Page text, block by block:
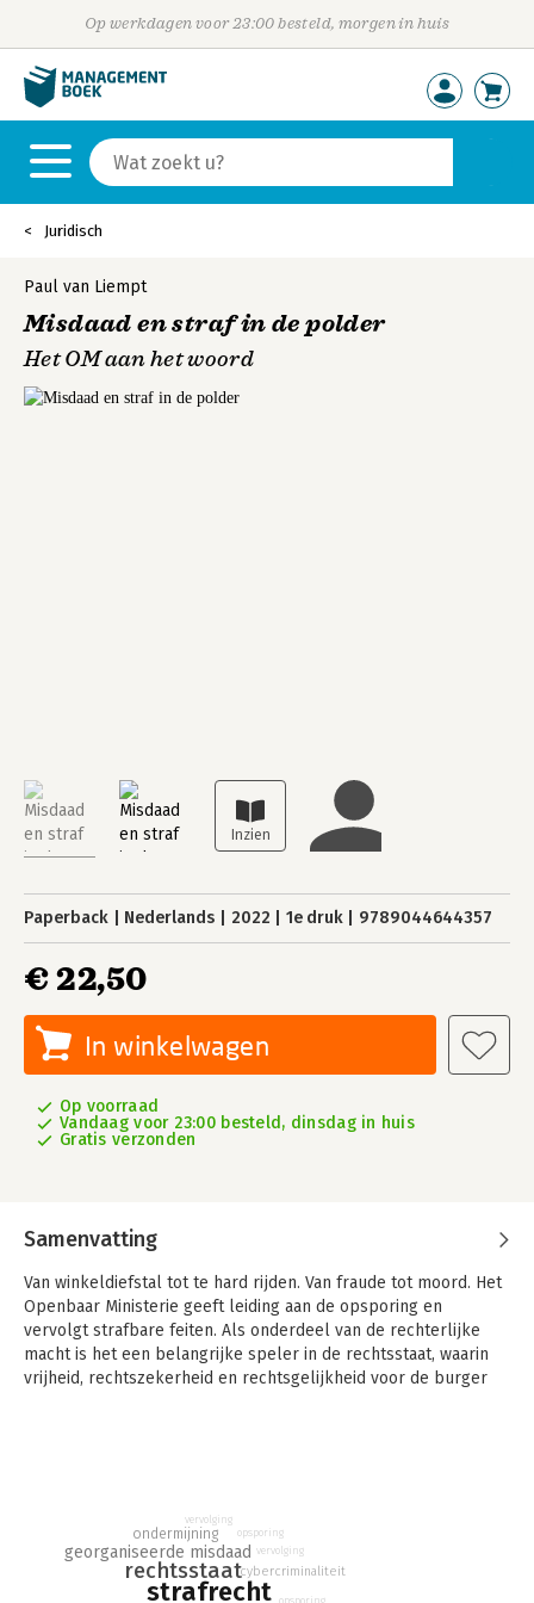
Op werkdagen voor 23:00 besteld, morgen in huis
Juridisch
Paul van Liempt
Misdaad en straf in de polder
Het OM aan het woord
Paperback Nederlands 2022 1e druk 9789044644357
€ 22,50
In winkelwagen
Op voorraad
Vandaag voor 23:00 besteld, dinsdag in huis
Gratis verzonden
Samenvatting
Van winkeldiefstal tot te hard rijden. Van fraude tot moord. Het
Openbaar Ministerie geeft leiding aan de opsporing en
vervolgt strafbare feiten. Als onderdeel van de rechterlijke
macht is het een belangrijke speler in de rechtsstaat, waarin
vrijheid, rechtszekerheid en rechtsgelijkheid voor de burger
generaal. Hij sprak ook uitvoerig met het College van
procureurs-generaal in Den Haag, de landelijke leiding van het
OM. Op die manier kreeg hij een unieke kijk achter de
schermen in een turbulente periode, waarin ook het proces
strafrecht
rechtsstaat
georganiseerde misdaad
ondermijning
cybercriminaliteit
vervolging
opsporing
vervolging
opsporing